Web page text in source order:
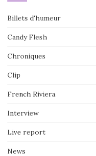
Billets d'humeur
Candy Flesh
Chroniques
Clip
French Riviera
Interview
Live report
News